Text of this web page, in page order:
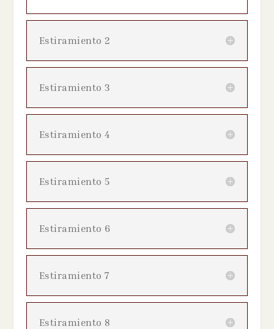
Estiramiento 2
Estiramiento 3
Estiramiento 4
Estiramiento 5
Estiramiento 6
Estiramiento 7
Estiramiento 8